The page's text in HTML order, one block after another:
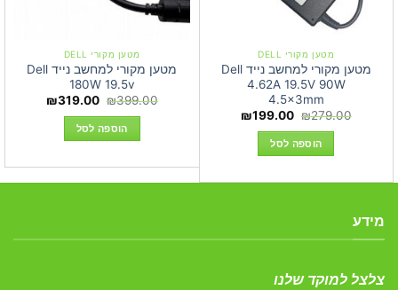
מטען מקורי DELL
מטען מקורי למחשב נייד Dell
4.62A 19.5V 90W
4.5×3mm
₪279.00
המחיר
היה:
₪279.00.
₪199.00
הוספה לסל
מטען מקורי DELL
מטען מקורי למחשב נייד Dell
180W 19.5v
₪399.00
המחיר
היה:
₪399.00.
₪319.00
הוספה לסל
מידע
צלצל למוקד שלנו